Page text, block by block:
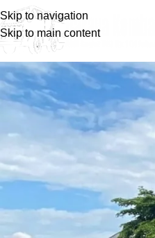
Skip to navigation
Skip to main content
Blog
Home Layanan Kami
Layanan Kami
Layanan Sedot
Posted by
On May 12, 2024